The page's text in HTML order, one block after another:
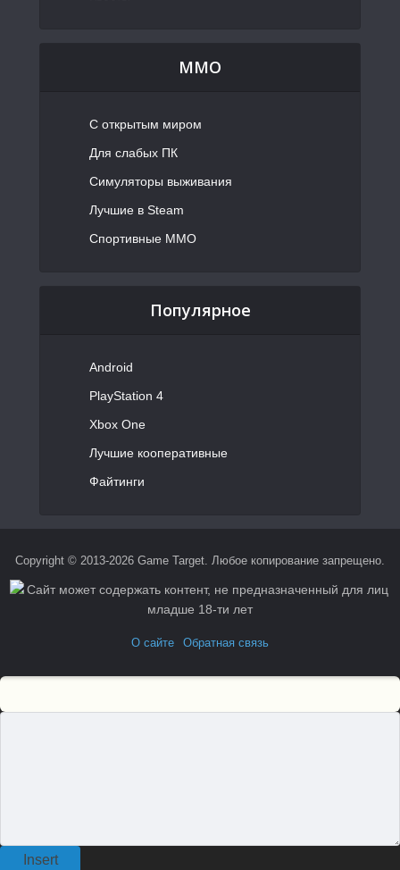
MMO
С открытым миром
Для слабых ПК
Симуляторы выживания
Лучшие в Steam
Спортивные MMO
Популярное
Android
PlayStation 4
Xbox One
Лучшие кооперативные
Файтинги
Copyright © 2013-2026 Game Target. Любое копирование запрещено.
О сайте Обратная связь
Insert